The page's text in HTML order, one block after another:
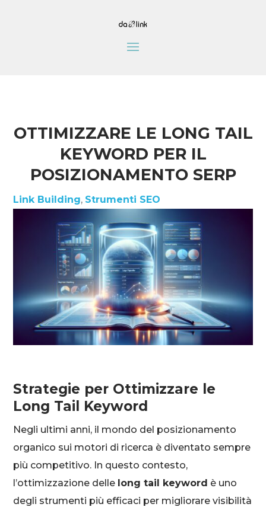
OTTIMIZZARE LE LONG TAIL
KEYWORD PER IL
POSIZIONAMENTO SERP
Link Building, Strumenti SEO
Strategie per Ottimizzare le
Long Tail Keyword
Negli ultimi anni, il mondo del posizionamento
organico sui motori di ricerca è diventato sempre
più competitivo. In questo contesto,
l’ottimizzazione delle long tail keyword è uno
degli strumenti più efficaci per migliorare visibilità